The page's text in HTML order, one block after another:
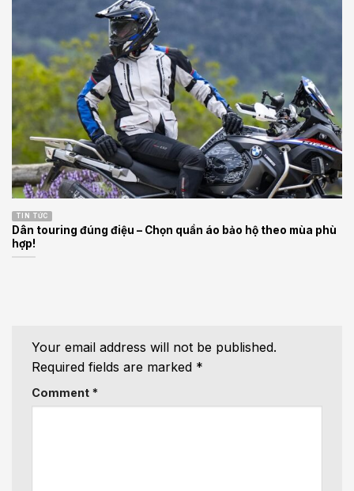
TIN TỨC
Dân touring đúng điệu – Chọn quần áo bảo hộ theo mùa phù
hợp!
Your email address will not be published.
Required fields are marked *
Comment *